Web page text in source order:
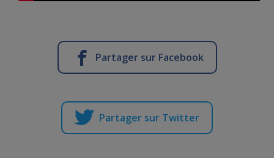
Partager sur Facebook
Partager sur Twitter